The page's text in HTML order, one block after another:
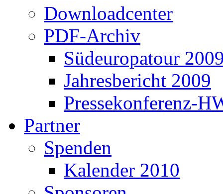
Downloadcenter
PDF-Archiv
Südeuropatour
Jahresbericht 2009
Pressekonferenz-
Partner
Spenden
Kalender 2010